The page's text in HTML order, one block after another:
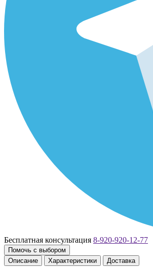
Бесплатная консультация 8-920-920-12-77
Помочь с выбором
Описание
Характеристики Доставка